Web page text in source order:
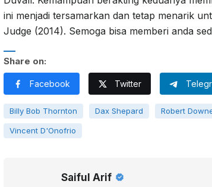
ini menjadi tersamarkan dan tetap menarik
Judge (2014). Semoga bisa memberi anda
Share on:
Facebook Twitter
Billy Bob Thornton Dax Shepard Robert
Vincent D'Onofrio
Saiful Arif